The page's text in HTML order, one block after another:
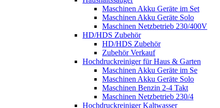
Maschinen Akku Geräte im Set
Maschinen Akku Geräte Solo
Maschinen Netzbetrieb 230/400V
HD/HDS Zubehör
HD/HDS Zubehör
Zubehör Verkauf
Hochdruckreiniger für Haus & Garten
Maschinen Akku Geräte im Se
Maschinen Akku Geräte Solo
Maschinen Benzin 2-4 Takt
Maschinen Netzbetrieb 230/4
Hochdruckreiniger Kaltwasser